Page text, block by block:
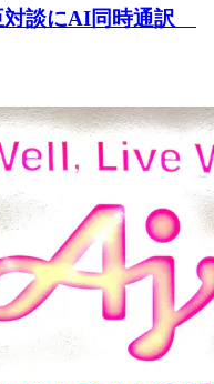
対談にAI同時通訳